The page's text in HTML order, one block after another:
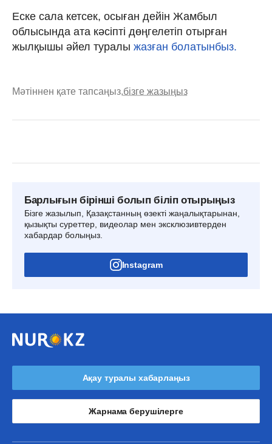
Еске сала кетсек, осыған дейін Жамбыл
облысында ата кәсіпті дөңгелетіп отырған
жылқышы әйел туралы жазған болатынбыз.
Мәтіннен қате тапсаңыз,бізге жазыңыз
Барлығын бірінші болып біліп отырыңыз
Бізге жазылып, Қазақстанның өзекті жаңалықтарынан,
қызықты суреттер, видеолар мен эксклюзивтерден
хабардар болыңыз.
Instagram
Ақау туралы хабарлаңыз
Жарнама берушілерге